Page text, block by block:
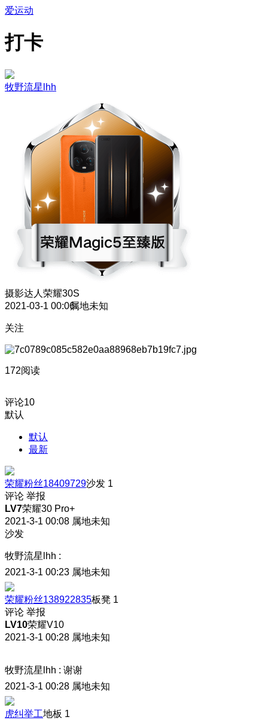
爱运动
打卡
牧野流星lhh
摄影达人 荣耀30S
2021-03-1 00:06属地未知
关注
172阅读
评论10
默认
默认
最新
荣耀粉丝18409729沙发 1
评论 举报
LV7荣耀30 Pro+
2021-3-1 00:08 属地未知
沙发
牧野流星lhh :
2021-3-1 00:23 属地未知
荣耀粉丝138922835板凳 1
评论 举报
LV10荣耀V10
2021-3-1 00:28 属地未知
牧野流星lhh : 谢谢
2021-3-1 00:28 属地未知
虎纠举工地板 1